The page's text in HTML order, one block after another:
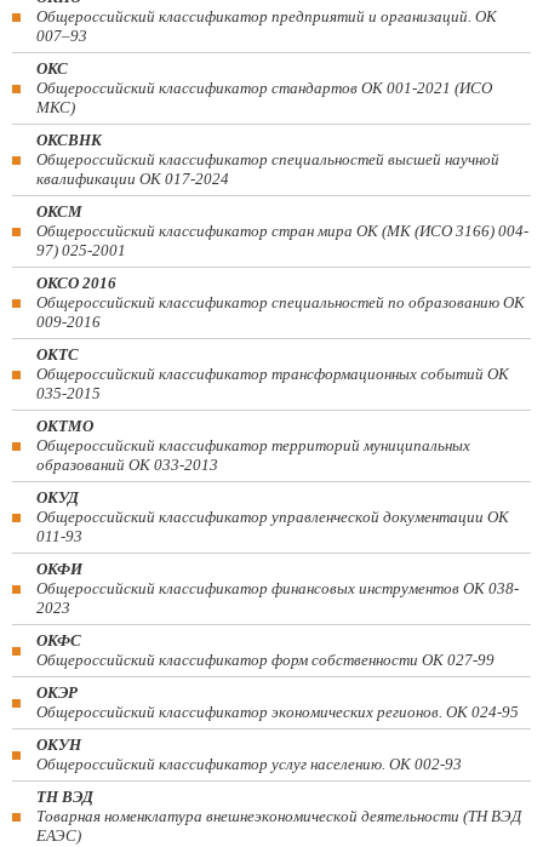
Общероссийский классификатор предприятий и организаций. ОК
007–93
ОКС
Общероссийский классификатор стандартов ОК 001-2021 (ИСО
МКС)
ОКСВНК
Общероссийский классификатор специальностей высшей научной
квалификации ОК 017-2024
ОКСМ
Общероссийский классификатор стран мира ОК (МК (ИСО 3166) 004-
97) 025-2001
ОКСО 2016
Общероссийский классификатор специальностей по образованию ОК
009-2016
ОКТС
Общероссийский классификатор трансформационных событий ОК
035-2015
ОКТМО
Общероссийский классификатор территорий муниципальных
образований ОК 033-2013
ОКУД
Общероссийский классификатор управленческой документации ОК
011-93
ОКФИ
Общероссийский классификатор финансовых инструментов OK 038-
2023
ОКФС
Общероссийский классификатор форм собственности ОК 027-99
ОКЭР
Общероссийский классификатор экономических регионов. ОК 024-95
ОКУН
Общероссийский классификатор услуг населению. ОК 002-93
ТН ВЭД
Товарная номенклатура внешнеэкономической деятельности (ТН ВЭД
ЕАЭС)